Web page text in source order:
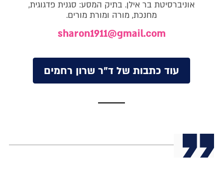
אוניברסיטת בר אילן. בתיק המסע: סגנית פדגוגית,
מחנכת, מורה ומורת מורים.
sharon1911@gmail.com
עוד כתבות של ד"ר שרון רחמים